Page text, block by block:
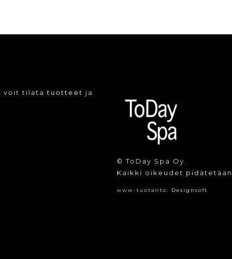
voit tilatatuotteet ja
© ToDay Spa Oy.
Kaikki oikeudet pidätetään.
www-tuotanto: Designsoft